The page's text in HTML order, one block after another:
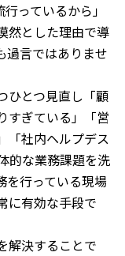
行っているから」
然とした理由で導
過言ではありませ
ひとつ見直し「顧
すぎている」「営
「社内ヘルプデス
的な業務課題を洗
を行っている現場
に有効な手段で
解決することで